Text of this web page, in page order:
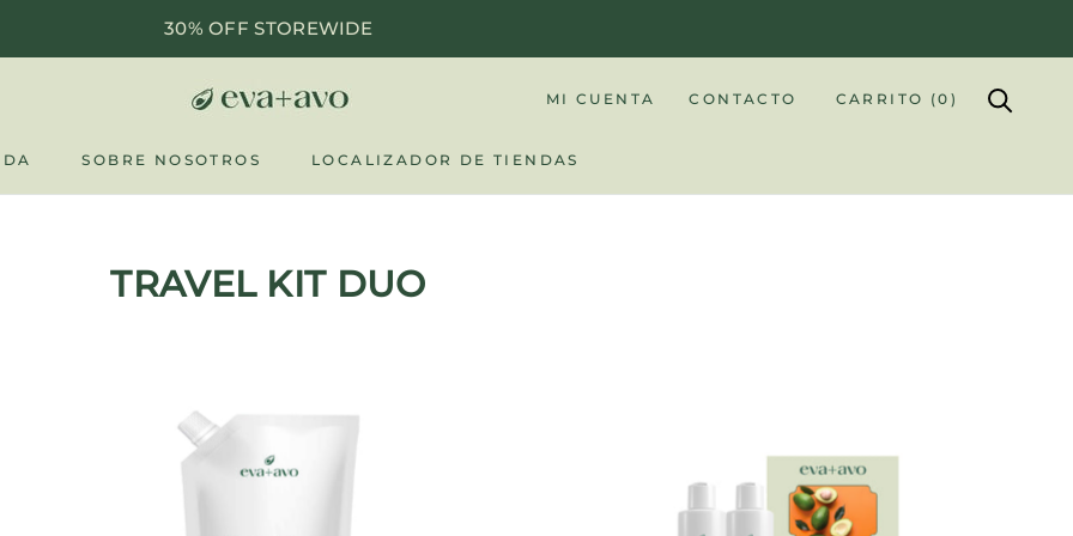
30% OFF STOREWIDE
SOBRE NOSOTROS
LOCALIZADOR DE TIENDAS
MI CUENTA CONTACTO CARRITO (0 )
TRAVEL KIT DUO